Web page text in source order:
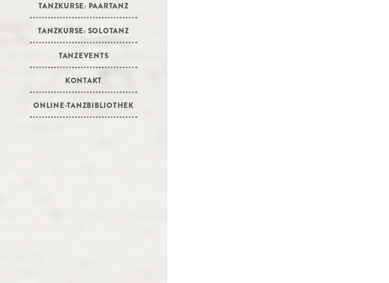
TANZKURSE: PAARTANZ
TANZKURSE: SOLOTANZ
TANZEVENTS
KONTAKT
ONLINE-TANZBIBLIOTHEK